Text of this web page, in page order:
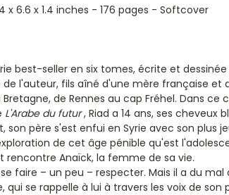
x 6.6 x 1.4 inches - 176 pages - Softcover
best-seller en six tomes, écrite et
l'auteur, fils aîné d'une mère française et
de Rennes au cap Fréhel. Dans
L'Arabe du futur , Riad a 14 ans, ses cheveux
père s'est enfui en Syrie avec son plus
de cet âge pénible qu'est
rencontre Anaïck, la femme de sa vie.
faire – un peu – respecter. Mais il a du
qui se rappelle à lui à travers les voix de son